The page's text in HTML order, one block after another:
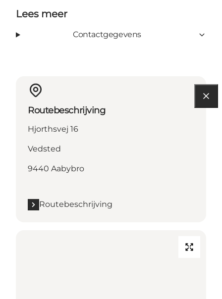
Lees meer
Contactgegevens
Routebeschrijving
Hjorthsvej 16
Vedsted
9440 Aabybro
Routebeschrijving